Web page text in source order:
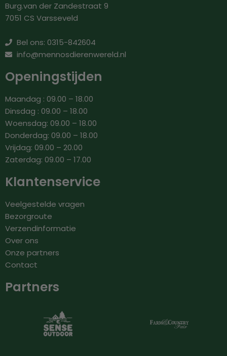
Burg.van der Zandestraat 9
7051 CS Varsseveld
Bel ons: 0315-842604
info@mennosdierenwereld.nl
Openingstijden
Maandag : 09.00 – 18.00
Dinsdag : 09.00 – 18.00
Woensdag: 09.00 – 18.00
Donderdag: 09.00 – 18.00
Vrijdag: 09.00 – 20.00
Zaterdag: 09.00 – 17.00
Klantenservice
Veelgestelde vragen
Bezorgroute
Verzendinformatie
Over ons
Onze partners
Contact
Partners